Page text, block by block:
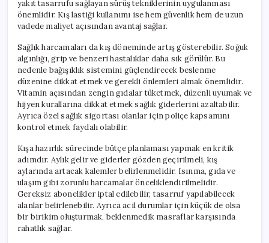
yakıt tasarrufu sağlayan sürüş tekniklerinin uygulanması
önemlidir. Kış lastiği kullanımı ise hem güvenlik hem de uzun
vadede maliyet açısından avantaj sağlar.
Sağlık harcamaları da kış döneminde artış gösterebilir. Soğuk
algınlığı, grip ve benzeri hastalıklar daha sık görülür. Bu
nedenle bağışıklık sistemini güçlendirecek beslenme
düzenine dikkat etmek ve gerekli önlemleri almak önemlidir.
Vitamin açısından zengin gıdalar tüketmek, düzenli uyumak ve
hijyen kurallarına dikkat etmek sağlık giderlerini azaltabilir.
Ayrıca özel sağlık sigortası olanlar için poliçe kapsamını
kontrol etmek faydalı olabilir.
Kışa hazırlık sürecinde bütçe planlaması yapmak en kritik
adımdır. Aylık gelir ve giderler gözden geçirilmeli, kış
aylarında artacak kalemler belirlenmelidir. Isınma, gıda ve
ulaşım gibi zorunlu harcamalar önceliklendirilmelidir.
Gereksiz abonelikler iptal edilebilir, tasarruf yapılabilecek
alanlar belirlenebilir. Ayrıca acil durumlar için küçük de olsa
bir birikim oluşturmak, beklenmedik masraflar karşısında
rahatlık sağlar.